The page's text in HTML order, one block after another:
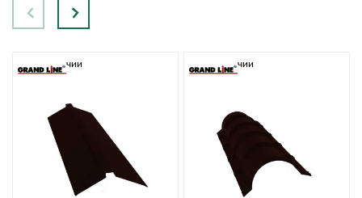
В наличии В наличии